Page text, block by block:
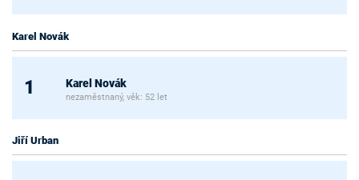
Karel Novák
1 Karel Novák
nezaměstnaný, věk: 52 let
Jiří Urban